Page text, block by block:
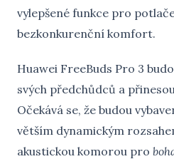
vylepšené funkce pro
bezkonkurenční komfort.
Huawei FreeBuds Pro 3
svých předchůdců a
Očekává se, že budou
větším dynamickým
akustickou komorou pro